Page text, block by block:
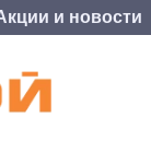
и новости